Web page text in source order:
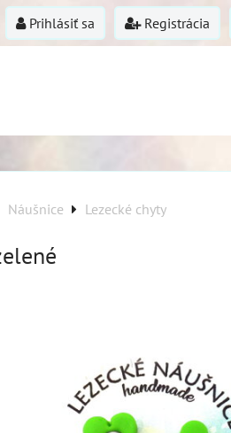
Prihlásiť sa Registrácia
Náušnice Lezecké chyty